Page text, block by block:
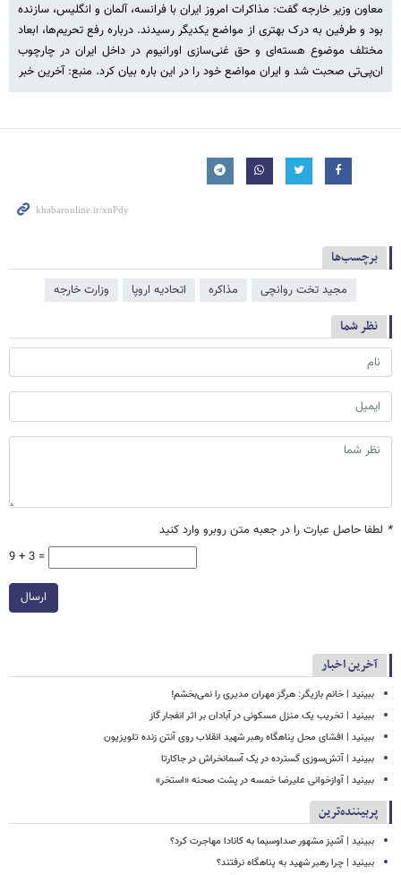
معاون وزیر خارجه گفت: مذاکرات امروز ایران با فرانسه، آلمان و انگلیس، سازنده
بود و طرفین به درک بهتری از مواضع یکدیگر رسیدند. درباره رفع تحریم‌ها، ابعاد
مختلف موضوع هسته‌ای و حق غنی‌سازی اورانیوم در داخل ایران در چارچوب
ان‌پی‌تی صحبت شد و ایران مواضع خود را در این باره بیان کرد. منبع: آخرین خبر
برچسب‌ها
مجید تخت روانچی مذاکره اتحادیه اروپا وزارت خارجه
نظر شما
* لطفا حاصل عبارت را در جعبه متن روبرو وارد کنید
9 + 3 =
ارسال
آخرین اخبار
ببینید | خانم بازیگر: هرگز مهران مدیری را نمی‌بخشم!
ببینید | تخریب یک منزل مسکونی در آبادان بر اثر انفجار گاز
ببینید | افشای محل پناهگاه‌ رهبر شهید انقلاب روی آنتن زنده تلویزیون
ببینید | ​​​​​​​آتش‌سوزی گسترده در یک آسمانخراش در جاکارتا
ببینید | آوازخوانی علیرضا خمسه در پشت صحنه «استخر»
پربیننده‌ترین
ببینید | آشپز مشهور صداوسیما به کانادا مهاجرت کرد؟
ببینید | چرا رهبر شهید به پناهگاه نرفتند؟